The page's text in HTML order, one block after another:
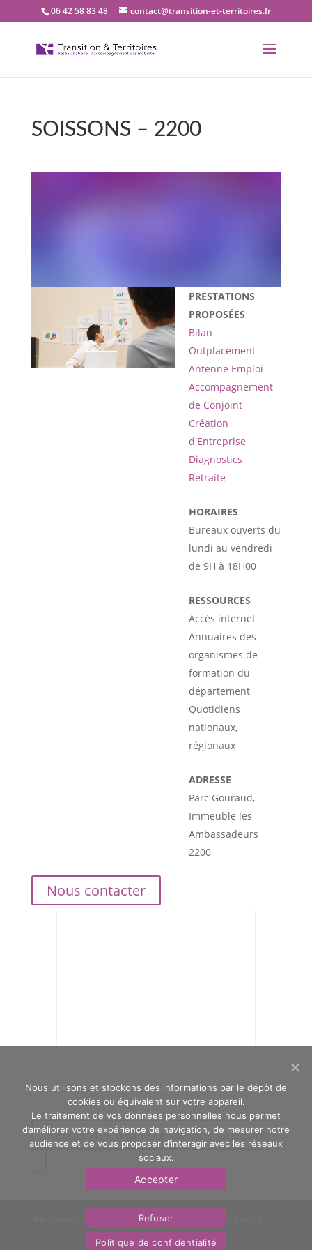
06 42 58 83 48 contact@transition-et-territoires.fr
SOISSONS – 2200
bureau Transition et
PRESTATIONS
PROPOSÉES
Bilan
Outplacement
Antenne Emploi
Accompagnement
de Conjoint
Création
d'Entreprise
Diagnostics
Retraite
HORAIRES
Bureaux ouverts du
lundi au vendredi
de 9H à 18H00
RESSOURCES
Accès internet
Annuaires des
organismes de
formation du
département
Quotidiens
nationaux,
régionaux
ADRESSE
Parc Gouraud,
Immeuble les
Ambassadeurs
2200
Nous contacter
Retourner à la liste de nos bureaux
Politique de confidentialité
Nous contacter
OasYs
Nous utilisons et stockons des informations par le dépôt de
cookies ou équivalent sur votre appareil.
Le traitement de vos données personnelles nous permet
d’améliorer votre expérience de navigation, de mesurer notre
audience et de vous proposer d’interagir avec les réseaux
sociaux.
Accepter
Refuser
Politique de confidentialité